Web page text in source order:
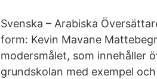
Svenska – Arabiska
form: Kevin Mavane
modersmålet, som innehåller
grundskolan med exempel